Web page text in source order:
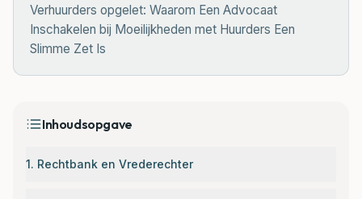
Verhuurders opgelet: Waarom Een Advocaat
Inschakelen bij Moeilijkheden met Huurders Een
Slimme Zet Is
Inhoudsopgave
1. Rechtbank en Vrederechter